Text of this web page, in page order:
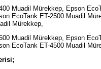
Muadil Mürekkep, Epson
EcoTank ET-2500 Muadil
Mürekkep,
Muadil Mürekkep, Epson
EcoTank ET-4500 Muadil